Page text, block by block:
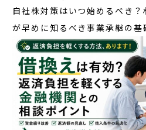
自社株対策はいつ始めるべき
が早めに知るべき事業承継の基